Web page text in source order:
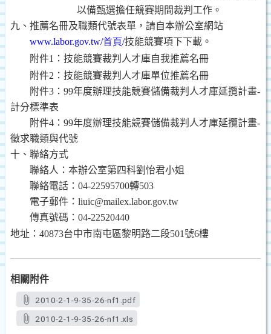
以備甄選擔任競賽期間裁判工作。
九、推薦名冊及職類代號表單， 請自本辦公室網站
www.labor.gov.tw/首頁/技能競賽項下下載。
附件1 ： 技能競賽裁判人才庫自我推薦名冊
附件2 ： 技能競賽裁判人才庫單位推薦名冊
附件3 ： 99年度辦理技能競賽儲備裁判人才庫延攬計畫-
計分標準表
附件4 ： 99年度辦理技能競賽儲備裁判人才庫延攬計畫-
徵求職類與代號
十、聯絡方式
聯絡人：本辦公室第四科劉怡君小姐
聯絡電話： 04-22595700轉503
電子郵件： liuic@mailex.labor.gov.tw
傳真號碼： 04-22520440
地址： 40873台中市南屯區黎明路二段501號6樓
相關附件
2010-2-1-9-35-26-nf1.pdf
2010-2-1-9-35-26-nf1.xls